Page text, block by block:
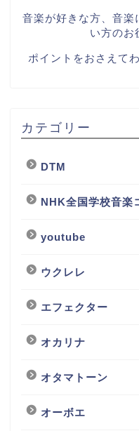
音楽が好きな方、音楽
い方のお
ポイントをおさえて
カテゴリー
DTM
NHK全国学校音楽
youtube
ウクレレ
エフェクター
オカリナ
オタマトーン
オーボエ